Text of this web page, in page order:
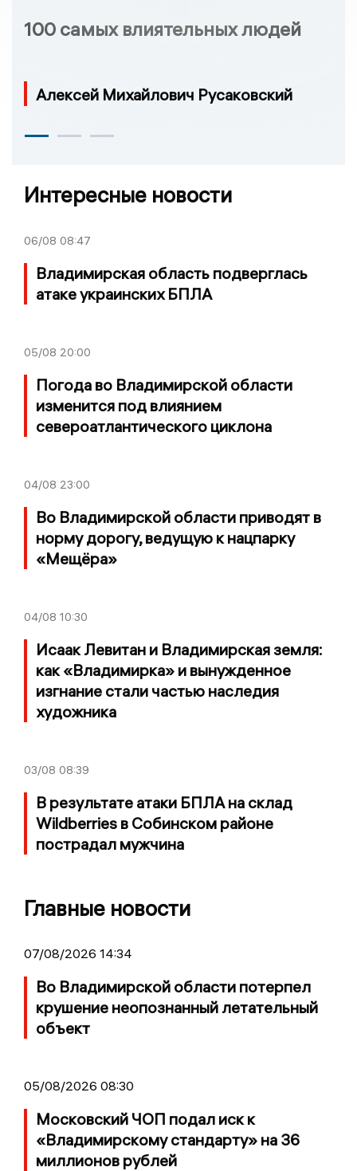
100 самых влиятельных людей
Алексей Михайлович Русаковский
Интересные новости
06/08 08:47
Владимирская область подверглась
атаке украинских БПЛА
05/08 20:00
Погода во Владимирской области
изменится под влиянием
североатлантического циклона
04/08 23:00
Во Владимирской области приводят в
норму дорогу, ведущую к нацпарку
«Мещёра»
04/08 10:30
Исаак Левитан и Владимирская земля:
как «Владимирка» и вынужденное
изгнание стали частью наследия
художника
03/08 08:39
В результате атаки БПЛА на склад
Wildberries в Собинском районе
пострадал мужчина
Главные новости
07/08/2026 14:34
Во Владимирской области потерпел
крушение неопознанный летательный
объект
05/08/2026 08:30
Московский ЧОП подал иск к
«Владимирскому стандарту» на 36
миллионов рублей